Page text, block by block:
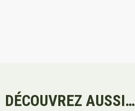
DÉCOUVREZ AUSSI…